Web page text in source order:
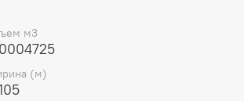
102 мм
26 мм
147 мм
м3
(м)